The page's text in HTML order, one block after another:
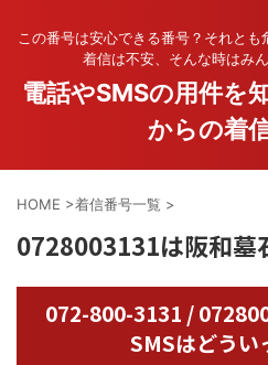
この番号は安心できる番号？それと
着信は不安、そんな時はみ
電話やSMSの用件を
からの着
HOME >着信番号一覧 >
0728003131は阪和墓
072-800-3131 /
SMSはどうい